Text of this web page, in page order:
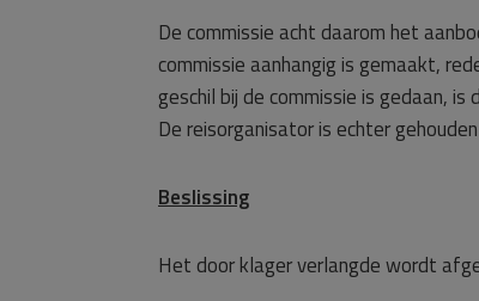
De commissie acht daarom het
commissie aanhangig is gemaakt,
geschil bij de commissie is gedaan,
De reisorganisator is echter
Beslissing
Het door klager verlangde wordt